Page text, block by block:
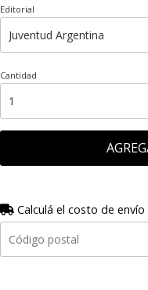
Editorial
Cantidad
Calculá el costo de envío